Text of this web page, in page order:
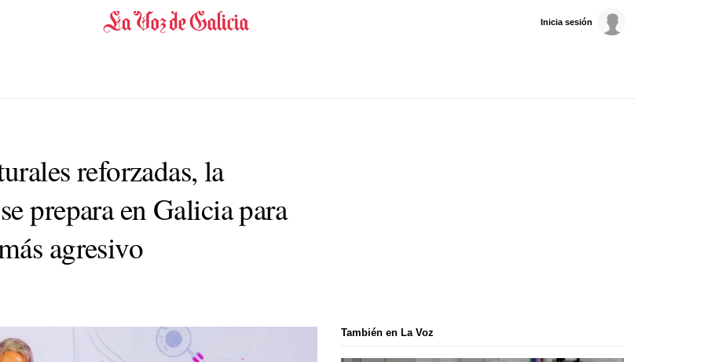
Inicia sesión
reforzadas, la
prepara en Galicia para
agresivo
También en La Voz